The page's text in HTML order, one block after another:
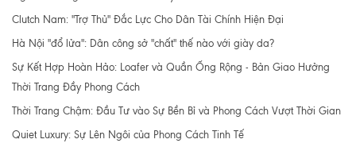
Clutch Nam: "Trợ Thủ" Đắc Lực Cho Dân Tài Chính Hiện Đại
Hà Nội "đổ lửa": Dân công sở "chất" thế nào với giày da?
Sự Kết Hợp Hoàn Hảo: Loafer và Quần Ống Rộng - Bản Giao Hưởng
Thời Trang Đầy Phong Cách
Thời Trang Chậm: Đầu Tư vào Sự Bền Bỉ và Phong Cách Vượt Thời Gian
Quiet Luxury: Sự Lên Ngôi của Phong Cách Tinh Tế